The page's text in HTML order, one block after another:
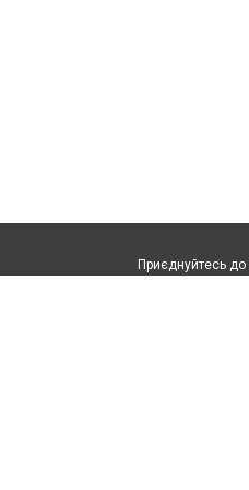
Приєднуйтесь до